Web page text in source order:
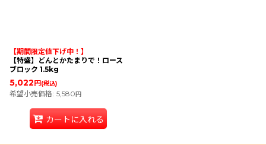
【期間限定値下げ中！】
【特盛】どんとかたまりで！ロース
ブロック 1.5kg
5,022 円 (税込)
希望小売価格: 5,580円
カートに入れる